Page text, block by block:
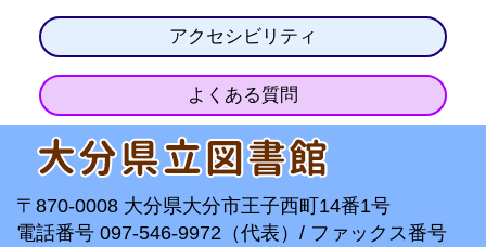
アクセシビリティ
よくある質問
〒870-0008 大分県大分市王子西町14番1号
電話番号 097-546-9972（代表）/ ファックス番号